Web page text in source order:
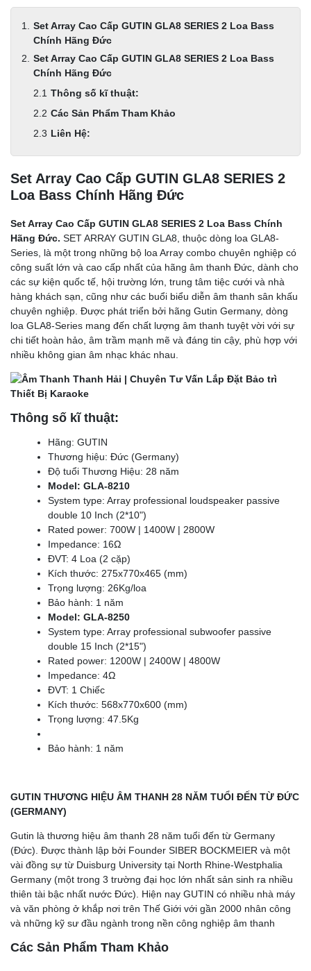
Set Array Cao Cấp GUTIN GLA8 SERIES 2 Loa Bass
Chính Hãng Đức
Set Array Cao Cấp GUTIN GLA8 SERIES 2 Loa Bass
Chính Hãng Đức
Thông số kĩ thuật:
Các Sản Phẩm Tham Khảo
Liên Hệ:
Set Array Cao Cấp GUTIN GLA8 SERIES 2
Loa Bass Chính Hãng Đức
Set Array Cao Cấp GUTIN GLA8 SERIES 2 Loa Bass Chính
Hãng Đức. SET ARRAY GUTIN GLA8, thuộc dòng loa GLA8-
Series, là một trong những bộ loa Array combo chuyên nghiệp có
công suất lớn và cao cấp nhất của hãng âm thanh Đức, dành cho
các sự kiện quốc tế, hội trường lớn, trung tâm tiệc cưới và nhà
hàng khách sạn, cũng như các buổi biểu diễn âm thanh sân khấu
chuyên nghiệp. Được phát triển bởi hãng Gutin Germany, dòng
loa GLA8-Series mang đến chất lượng âm thanh tuyệt vời với sự
chi tiết hoàn hảo, âm trầm mạnh mẽ và đáng tin cậy, phù hợp với
nhiều không gian âm nhạc khác nhau.
Thông số kĩ thuật:
Hãng: GUTIN
Thương hiệu: Đức (Germany)
Độ tuổi Thương Hiệu: 28 năm
Model: GLA-8210
System type: Array professional loudspeaker passive
double 10 Inch (2*10")
Rated power: 700W | 1400W | 2800W
Impedance: 16Ω
ĐVT: 4 Loa (2 cặp)
Kích thước: 275x770x465 (mm)
Trọng lượng: 26Kg/loa
Bảo hành: 1 năm
Model: GLA-8250
System type: Array professional subwoofer passive
double 15 Inch (2*15")
Rated power: 1200W | 2400W | 4800W
Impedance: 4Ω
ĐVT: 1 Chiếc
Kích thước: 568x770x600 (mm)
Trọng lượng: 47.5Kg
Bảo hành: 1 năm
GUTIN THƯƠNG HIỆU ÂM THANH 28 NĂM TUỔI ĐẾN TỪ ĐỨC
(GERMANY)
Gutin là thương hiệu âm thanh 28 năm tuổi đến từ Germany
(Đức). Được thành lập bởi Founder SIBER BOCKMEIER và một
vài đồng sự từ Duisburg University tại North Rhine-Westphalia
Germany (một trong 3 trường đại học lớn nhất sản sinh ra nhiều
thiên tài bậc nhất nước Đức). Hiện nay GUTIN có nhiều nhà máy
và văn phòng ở khắp nơi trên Thế Giới với gần 2000 nhân công
và những kỹ sư đầu ngành trong nền công nghiệp âm thanh
Các Sản Phẩm Tham Khảo